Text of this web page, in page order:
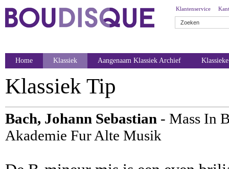
Klantenservice
Home Klassiek Aangenaam Klassiek Archief
Klassiek Tip
Bach, Johann Sebastian - Mass In
Akademie Fur Alte Musik